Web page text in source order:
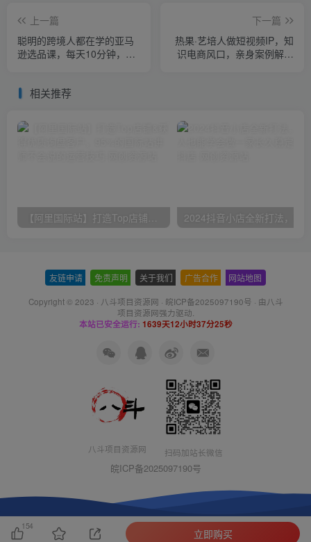
上一篇
聪明的跨境人都在学的亚马
逊选品课，每天10分钟，让
下一篇
热果·艺培人做短视频IP，知
识电商风口，亲身案例解析
相关推荐
【阿里国际站】打造Top店铺&获得优质询盘客户，​95%的国际站讲师不会说的运营技巧
友链申请 免责声明 关于我们 广告合作 网站地图
Copyright © 2023 · 八斗项目资源网 · 皖ICP备2025097190号 · 由八斗
项目资源网强力驱动.
本站已安全运行: 1639天12小时37分25秒
八斗项目资源网 扫码加站长微信
皖ICP备2025097190号
154
立即购买